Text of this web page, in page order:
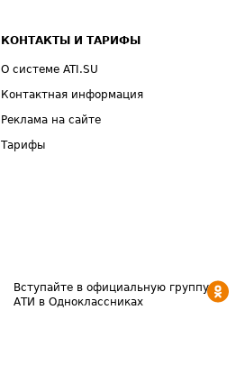
КОНТАКТЫ И ТАРИФЫ
О системе ATI.SU
Контактная информация
Реклама на сайте
Тарифы
Вступайте в официальную группу
АТИ в Одноклассниках